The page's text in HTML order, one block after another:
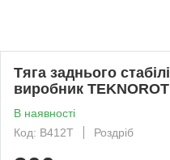
Тяга заднього
виробник
В наявності
Код: B412T
Роздріб